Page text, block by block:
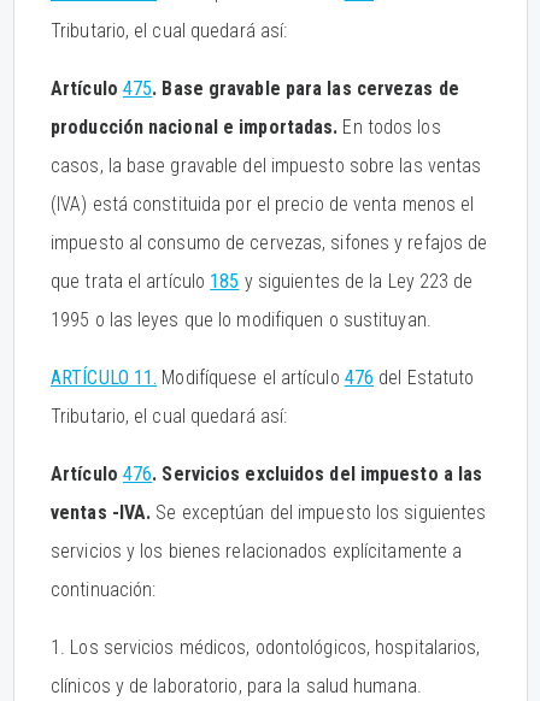
Tributario, el cual quedará así:
Artículo 475. Base gravable para las cervezas de
producción nacional e importadas. En todos los
casos, la base gravable del impuesto sobre las ventas
(IVA) está constituida por el precio de venta menos el
impuesto al consumo de cervezas, sifones y refajos de
que trata el artículo 185 y siguientes de la Ley 223 de
1995 o las leyes que lo modifiquen o sustituyan.
ARTÍCULO 11. Modifíquese el artículo 476 del Estatuto
Tributario, el cual quedará así:
Artículo 476. Servicios excluidos del impuesto a las
ventas -IVA. Se exceptúan del impuesto los siguientes
servicios y los bienes relacionados explícitamente a
continuación:
1. Los servicios médicos, odontológicos, hospitalarios,
clínicos y de laboratorio, para la salud humana.